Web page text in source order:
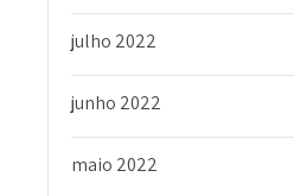
julho 2022
junho 2022
maio 2022